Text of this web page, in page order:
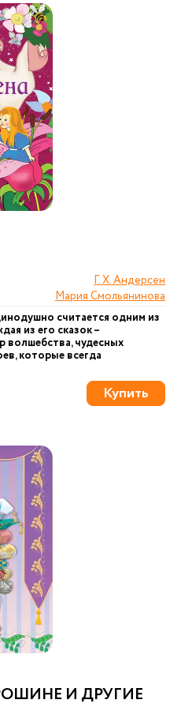
Г. Х. Андерсен
Мария Смольянинова
считается одним из
из его сказок –
волшебства, чудесных
которые всегда
Купить
И ДРУГИЕ